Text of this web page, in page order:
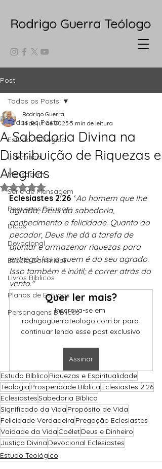
Rodrigo Guerra Teólogo
Post
Todos os Posts
Estudo Teológico
Liderança
Mensagem
Série de Mensagem
Pequenos Estudos
Dicas
Devocional
Escola Dominical
Livros Bíblicos
Planos de Estudos
Personagens Bíblicos
Todos os Posts
A Sabedoria Divina na
Distribuição de Riquezas e
Alegrias
Rodrigo Guerra
14 de jul. de 2025 5 min de leitura
Avaliado com NaN de 5 estrelas.
Eclesiastes 2:26 "Ao homem que lhe
agrada, Deus dá sabedoria,
conhecimento e felicidade. Quanto ao
pecador, Deus lhe dá a tarefa de
ajuntar e armazenar riquezas para
entregá‑las a quem é do seu agrado.
Isso também é inútil; é correr atrás do
vento."
Quer ler mais?
Inscreva-se em
rodrigoguerrateologo.com.br para
continuar lendo esse post exclusivo.
Assinar
Estudo Bíblico Riquezas e Espiritualidade
Teologia Prosperidade Bíblica Eclesiastes 2:26
EclesiastesSabedoria Bíblica
Significado da Vida Propósito de Vida
Felicidade Verdadeira Pregação Eclesiastes
Vaidade da Vida CoéletDeus e Dinheiro
Justiça Divina Devocional Eclesiastes
Estudo Teológico